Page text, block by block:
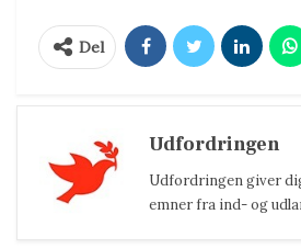
Del
Udfordringen
Udfordringen giver
emner fra ind- og